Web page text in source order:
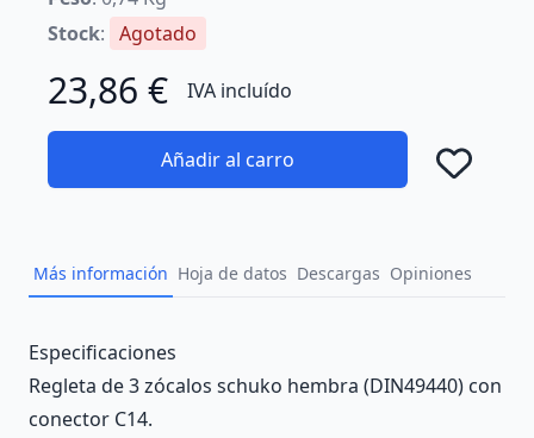
Stock: Agotado
23,86 € IVA incluído
Añadir al carro
Más información Hoja de datos Descargas Opiniones
Description
Especificaciones
Regleta de 3 zócalos schuko hembra (DIN49440) con
conector C14.